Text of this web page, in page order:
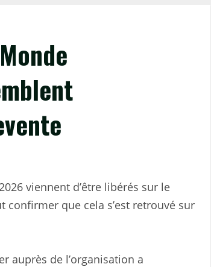
viennent d’être libérés sur le
confirmer que cela s’est retrouvé sur
auprès de l’organisation a